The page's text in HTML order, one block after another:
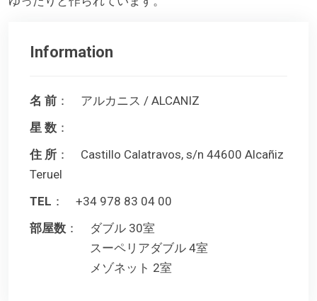
Information
名 前 ： アルカニス / ALCANIZ
星 数 ：
住 所 ： Castillo Calatravos, s/n 44600 Alcañiz
Teruel
TEL ： +34 978 83 04 00
部屋数 ： ダブル 30室
スーペリアダブル 4室
メゾネット 2室